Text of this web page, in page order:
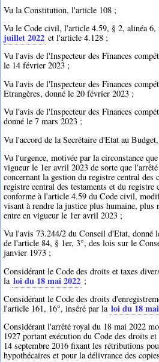
Vu la Constitution, l'article 108 ;
Vu le Code civil, l'article 4.59, § 2, alinéa 6,
juillet 2022 et l'article 4.128 ;
Vu l'avis de l'Inspecteur des Finances
le 14 février 2023 ;
Vu l'avis de l'Inspecteur des Finances
Etrangères, donné le 20 février 2023 ;
Vu l'avis de l'Inspecteur des Finances
donné le 7 mars 2023 ;
Vu l'accord de la Secrétaire d'Etat au
Vu l'urgence, motivée par la circonstance
vigueur le 1er avril 2023 de sorte que
concernant la gestion du registre central
registre central des testaments et du registre
conforme à l'article 4.59 du Code civil,
visant à rendre la justice plus humaine,
entre en vigueur le 1er avril 2023 ;
Vu l'avis 73.244/2 du Conseil d'Etat, donné
de l'article 84, § 1er, 3°, des lois sur le
janvier 1973 ;
Considérant le Code des droits et taxes
la loi du 18 mai 2022 ;
Considérant le Code des droits
l'article 161, 16°, inséré par la loi du 18
Considérant l'arrêté royal du 18 mai 2022
1927 portant exécution du Code des droits
14 septembre 2016 fixant les rétributions
hypothécaires et pour la délivrance des